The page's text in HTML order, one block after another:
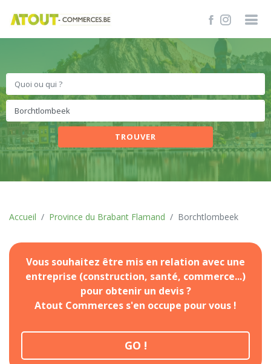
TROUVER
Accueil Province du Brabant Flamand Borchtlombeek
Vous souhaitez être mis en relation avec une
entreprise (construction, santé, commerce...)
pour obtenir un devis ?
Atout Commerces s'en occupe pour vous !
GO !